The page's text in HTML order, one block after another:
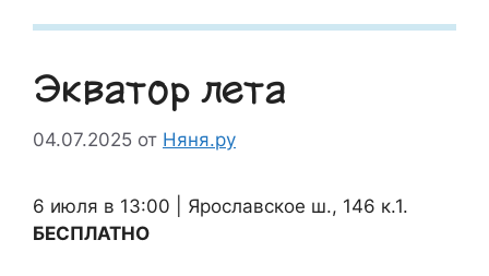
Экватор лета
04.07.2025 от Няня.ру
6 июля в 13:00 | Ярославское ш., 146 к.1.
БЕСПЛАТНО